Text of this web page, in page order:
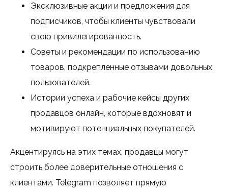
Эксклюзивные акции и предложения для
подписчиков, чтобы клиенты чувствовали
свою привилегированность.
Советы и рекомендации по использованию
товаров, подкрепленные отзывами довольных
пользователей.
Истории успеха и рабочие кейсы других
продавцов онлайн, которые вдохновят и
мотивируют потенциальных покупателей.
Акцентируясь на этих темах, продавцы могут
строить более доверительные отношения с
клиентами. Telegram позволяет прямую